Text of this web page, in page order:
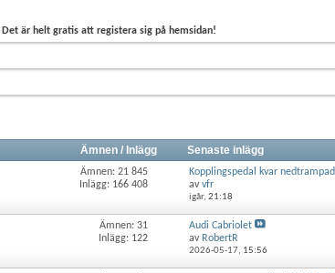
Det är helt gratis att registera sig på hemsidan!
Ämnen / Inlägg Senaste inlägg
Ämnen: 21 845
Inlägg: 166 408
Kopplingspedal kvar nedtrampad
av vfr
igår, 21:18
Ämnen: 31
Inlägg: 122
Audi Cabriolet
av RobertR
2026-05-17, 15:56